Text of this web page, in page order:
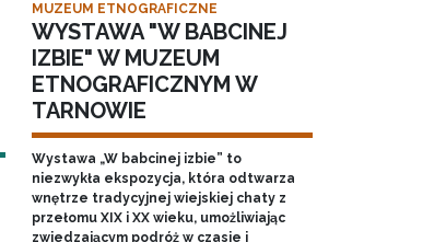
MUZEUM ETNOGRAFICZNE
WYSTAWA "W BABCINEJ
IZBIE" W MUZEUM
ETNOGRAFICZNYM W
TARNOWIE
Wystawa „W babcinej izbie” to
niezwykła ekspozycja, która odtwarza
wnętrze tradycyjnej wiejskiej chaty z
przełomu XIX i XX wieku, umożliwiając
zwiedzającym podróż w czasie i